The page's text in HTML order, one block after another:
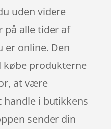
uden videre
på alle tider af
er online. Den
købe produkterne
at være
i butikkens
sender din